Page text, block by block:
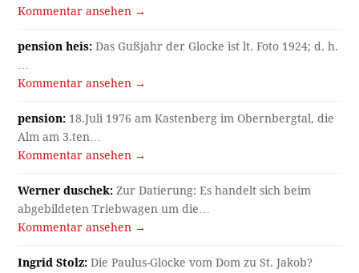
Kommentar ansehen →
pension heis: Das Gußjahr der Glocke ist lt. Foto 1924; d. h.
Kommentar ansehen →
pension: 18.Juli 1976 am Kastenberg im Obernbergtal, die
Alm am 3.ten…
Kommentar ansehen →
Werner duschek: Zur Datierung: Es handelt sich beim
abgebildeten Triebwagen um die…
Kommentar ansehen →
Ingrid Stolz: Die Paulus-Glocke vom Dom zu St. Jakob?